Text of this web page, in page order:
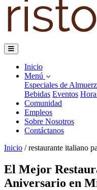
Inicio
Menú
Especiales de
Bebidas Eventos
Comunidad
Empleos
Sobre Nosotros
Contáctanos
Inicio / restaurante italiano
El Mejor
Aniversario en